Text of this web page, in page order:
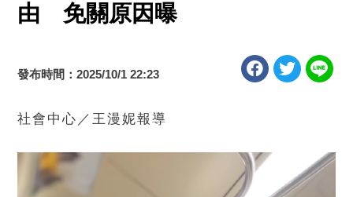
由 免關原因曝
發布時間：2025/10/1 22:23
社會中心／王漫妮報導